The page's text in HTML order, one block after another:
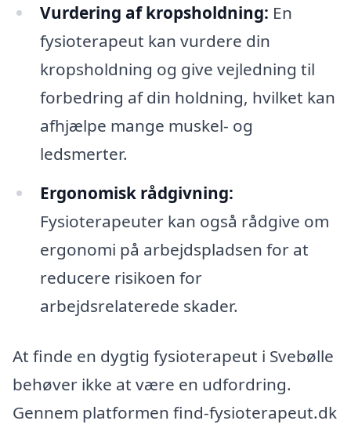
Vurdering af kropsholdning: En
fysioterapeut kan vurdere din
kropsholdning og give vejledning til
forbedring af din holdning, hvilket kan
afhjælpe mange muskel- og
ledsmerter.
Ergonomisk rådgivning:
Fysioterapeuter kan også rådgive om
ergonomi på arbejdspladsen for at
reducere risikoen for
arbejdsrelaterede skader.
At finde en dygtig fysioterapeut i Svebølle
behøver ikke at være en udfordring.
Gennem platformen find-fysioterapeut.dk